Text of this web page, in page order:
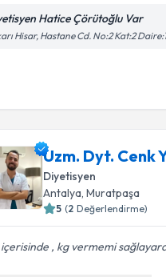
Hatice Çörütoğlu Var
Hisar, Hastane Cd. No:2 Kat:2
Uzm. Dyt. Cenk
Diyetisyen
Antalya , Muratpaşa
5 (2 Değerlendirme)
, kg vermemi